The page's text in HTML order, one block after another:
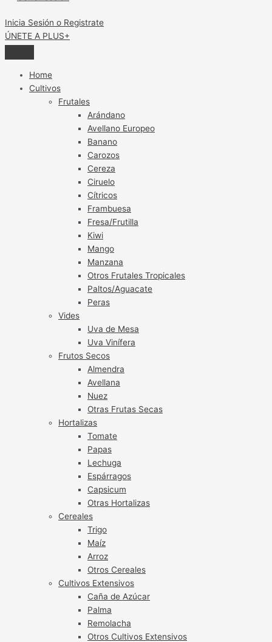
Inicia Sesión o Registrate
ÚNETE A PLUS+
Home
Cultivos
Frutales
Arándano
Avellano Europeo
Banano
Carozos
Cereza
Ciruelo
Cítricos
Frambuesa
Fresa/Frutilla
Kiwi
Mango
Manzana
Otros Frutales Tropicales
Paltos/Aguacate
Peras
Vides
Uva de Mesa
Uva Vinífera
Frutos Secos
Almendra
Avellana
Nuez
Otras Frutas Secas
Hortalizas
Tomate
Papas
Lechuga
Espárragos
Capsicum
Otras Hortalizas
Cereales
Trigo
Maíz
Arroz
Otros Cereales
Cultivos Extensivos
Caña de Azúcar
Palma
Remolacha
Otros Cultivos Extensivos